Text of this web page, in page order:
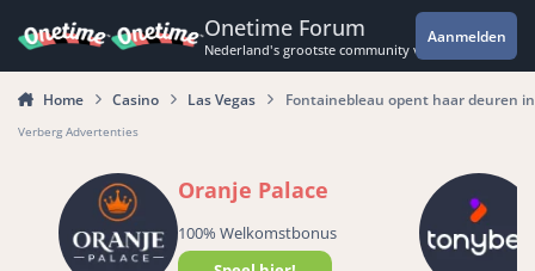
Onetime Forum
Nederland's grootste community voor de
Aanmelden
Home Casino Las Vegas Fontainebleau opent haar deuren
Verberg Advertenties
Oranje Palace
100% Welkomstbonus